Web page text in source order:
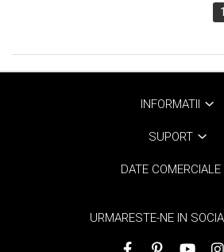
1
INFORMATII
SUPORT
DATE COMERCIALE
URMARESTE-NE IN